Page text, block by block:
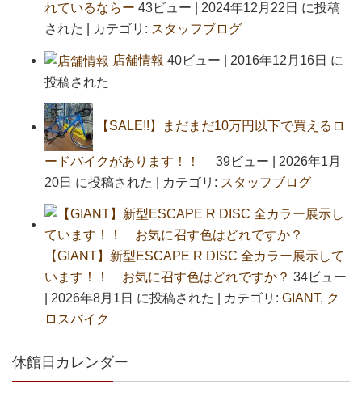
れているならー 43ビュー
2024年12月22日 に投稿
された
カテゴリ: スタッフブログ
店舗情報 40ビュー
2016年12月16日 に
投稿された
【SALE!!】まだまだ10万円以下で買えるロ
ードバイクがあります！！ 39ビュー
2026年1月
20日 に投稿された
カテゴリ: スタッフブログ
【GIANT】新型ESCAPE R DISC 全カラー展示して
います！！ お気に召す色はどれですか？ 34ビュー
2026年8月1日 に投稿された カテゴリ: GIANT, ク
ロスバイク
休館日カレンダー